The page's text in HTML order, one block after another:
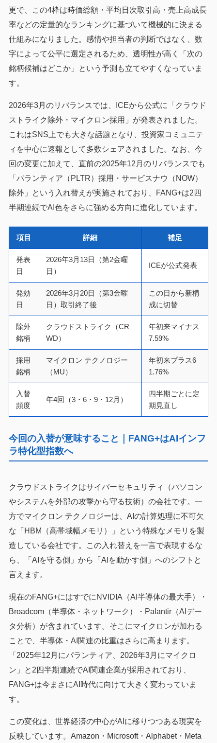
更で、この4枠は時価総額・平均日次取引高・売上高成長
率などの定量的なランキングに基づいて機械的に決まる
仕組みになりました。感情や担当者の判断ではなく、数
字によって公平に選定されるため、透明性が高く「次の
銘柄候補はどこか」という予測も立てやすくなっていま
す。
2026年3月のリバランスでは、ICEから公式に「クラウド
ストライク除外・マイクロン採用」が発表されました。
これはSNS上でも大きな話題となり、投資家コミュニテ
ィを中心に速報として多数シェアされました。なお、今
回の変更に加えて、直前の2025年12月のリバランスでも
「パランティア（PLTR）採用・サービスナウ（NOW）
除外」という入れ替えが実施されており、FANG+は2四
半期連続でAI色をさらに強める方向に進化しています。
項目 詳細 補足
発表
日
2026年3月13日（第2金曜
日）
ICEが公式発表
発効
日
2026年3月20日（第3金曜
日）取引終了後
この日から新構
成に切替
除外
銘柄
クラウドストライク（CR
WD）
年初来マイナス
7.59%
採用
銘柄
マイクロン テクノロジー
（MU）
年初来プラス6
1.76%
入替
頻度
年4回（3・6・9・12月）
四半期ごとに定
期見直し
今回の入替が意味すること｜FANG+はAIインフ
ラ特化型指数へ
クラウドストライクはサイバーセキュリティ（パソコン
やシステムを外部の攻撃から守る技術）の会社です。一
方でマイクロン テクノロジーは、AIの計算処理に不可欠
な「HBM（高帯域幅メモリ）」という特殊なメモリを製
造している会社です。この入れ替えを一言で表現するな
ら、「AIを守る側」から「AIを動かす側」へのシフトと
言えます。
現在のFANG+にはすでにNVIDIA（AI半導体の最大手）・
Broadcom（半導体・ネットワーク）・Palantir（AIデー
タ分析）が含まれています。そこにマイクロンが加わる
ことで、半導体・AI関連の比重はさらに高まります。
「2025年12月にパランティア、2026年3月にマイクロ
ン」と2四半期連続でAI関連企業が採用されており、
FANG+は今まさにAI時代に向けて大きく変わっていま
す。
この変化は、世界経済の中心がAIに移りつつある現実を
反映しています。Amazon・Microsoft・Alphabet・Meta